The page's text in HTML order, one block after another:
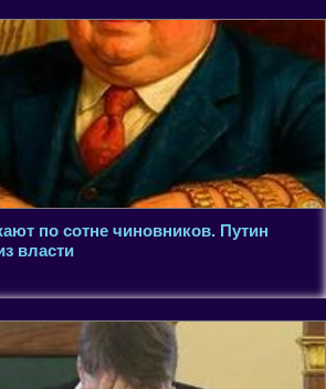
по сотне чиновников. Путин
власти